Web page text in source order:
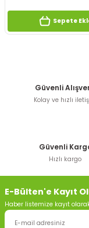
Sepete
Güvenli
Kolay ve hızlı
Güvenli
Hızlı kargo
E-Bülten'e Kayıt
Haber listemize kayıt